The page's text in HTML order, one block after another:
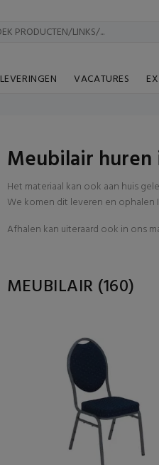
LEVERINGEN VACATURES
Meubilair huren
Het materiaal kan ook aan huis
We komen dit leveren en ophalen
Afhalen kan uiteraard ook in ons
MEUBILAIR (160)